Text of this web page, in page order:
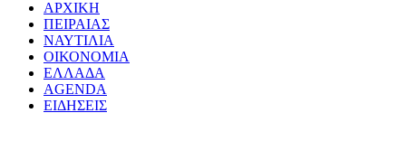
ΑΡΧΙΚΗ
ΠΕΙΡΑΙΑΣ
ΝΑΥΤΙΛΙΑ
ΟΙΚΟΝΟΜΙΑ
ΕΛΛΑΔΑ
AGENDA
ΕΙΔΗΣΕΙΣ